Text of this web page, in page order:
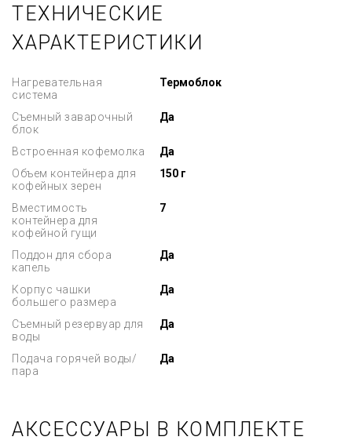
ТЕХНИЧЕСКИЕ
ХАРАКТЕРИСТИКИ
Нагревательная
система
Термоблок
Съемный заварочный
блок
Да
Встроенная кофемолка
Да
Объем контейнера для
кофейных зерен
150 г
Вместимость
контейнера для
кофейной гущи
7
Поддон для сбора
капель
Да
Корпус чашки
большего размера
Да
Съемный резервуар для
воды
Да
Подача горячей воды/
пара
Да
АКСЕССУАРЫ В КОМПЛЕКТЕ